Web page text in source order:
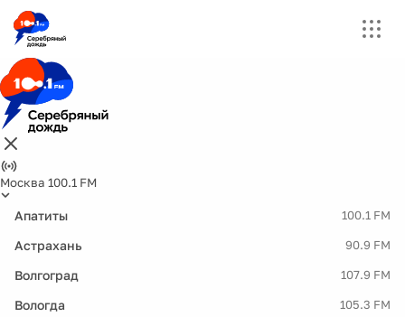
Москва 100.1 FM
Апатиты 100.1 FM
Астрахань 90.9 FM
Волгоград 107.9 FM
Вологда 105.3 FM